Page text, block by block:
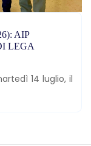
AIP
LEGA
14 luglio, il